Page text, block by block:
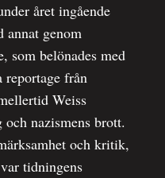
året ingående
annat genom
som belönades med
reportage från
Weiss
nazismens brott.
och kritik,
tidningens